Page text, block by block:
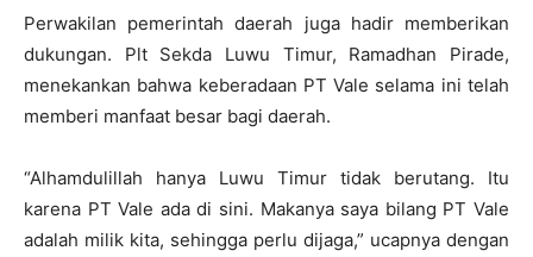
Perwakilan pemerintah daerah juga hadir memberikan
dukungan. Plt Sekda Luwu Timur, Ramadhan Pirade,
menekankan bahwa keberadaan PT Vale selama ini telah
memberi manfaat besar bagi daerah.
“Alhamdulillah hanya Luwu Timur tidak berutang. Itu
karena PT Vale ada di sini. Makanya saya bilang PT Vale
adalah milik kita, sehingga perlu dijaga,” ucapnya dengan